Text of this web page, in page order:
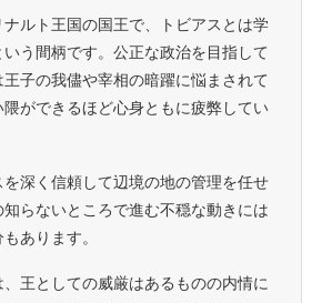
ルト王国の国王で、トビアスとは学
う間柄です。公正な政治を目指して
子の我儘や宰相の暗躍に悩まされて
ができるほど心身ともに疲弊してい
深く信頼して辺境の地の管理を任せ
らないところで進む不穏な動きには
あります。
王としての威厳はあるものの内情に